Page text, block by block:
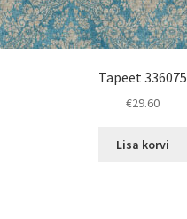
Tapeet 336075
€29.60
Lisa korvi